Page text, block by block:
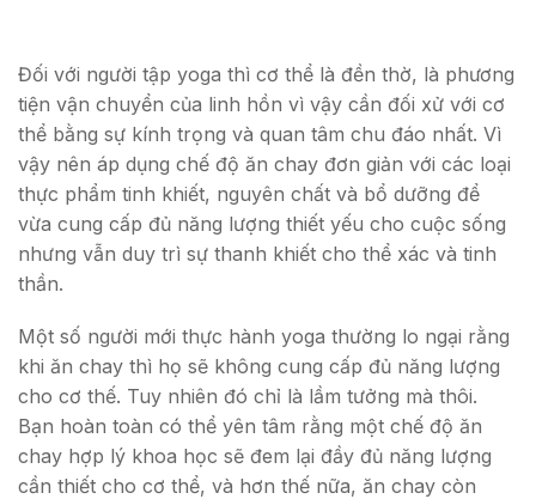
Đối với người tập yoga thì cơ thể là đền thờ, là phương
tiện vận chuyển của linh hồn vì vậy cần đối xử với cơ
thể bằng sự kính trọng và quan tâm chu đáo nhất. Vì
vậy nên áp dụng chế độ ăn chay đơn giản với các loại
thực phẩm tinh khiết, nguyên chất và bổ dưỡng để
vừa cung cấp đủ năng lượng thiết yếu cho cuộc sống
nhưng vẫn duy trì sự thanh khiết cho thể xác và tinh
thần.
Một số người mới thực hành yoga thường lo ngại rằng
khi ăn chay thì họ sẽ không cung cấp đủ năng lượng
cho cơ thế. Tuy nhiên đó chỉ là lầm tưởng mà thôi.
Bạn hoàn toàn có thể yên tâm rằng một chế độ ăn
chay hợp lý khoa học sẽ đem lại đầy đủ năng lượng
cần thiết cho cơ thể, và hơn thế nữa, ăn chay còn